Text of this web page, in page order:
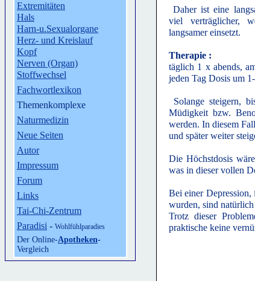
Extremitäten
Hals
Harn-u.Sexualorgane
Herz- und Kreislauf
Kopf
Nerven (Organ)
Stoffwechsel
Fachwortlexikon
Themenkomplexe
Naturmedizin
Neue Seiten
Autor
Impressum
Forum
Links
Tai-Chi-Zentrum
Paradisi - Wohlfühlparadies
Der Online-Apotheken-
Vergleich
Daher ist eine
viel verträglicher,
langsamer einsetzt.
Therapie :
täglich 1 x abends,
jeden Tag Dosis um
Solange steigern,
Müdigkeit bzw.
werden. In diesem
und später weiter
Die Höchstdosis
was in dieser vollen
Bei einer
wurden, sind
Trotz dieser
praktische keine